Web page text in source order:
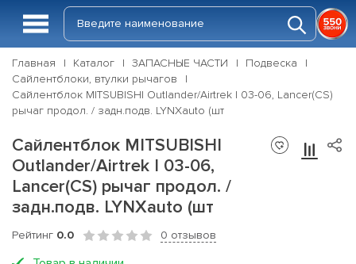
Главная Каталог ЗАПАСНЫЕ ЧАСТИ
Подвеска
Сайлентблоки, втулки рычагов
Сайлентблок MITSUBISHI Outlander/Airtrek I 03-06, Lancer(CS)
рычаг продол. / задн.подв. LYNXauto (шт
Сайлентблок MITSUBISHI
Outlander/Airtrek I 03-06,
Lancer(CS) рычаг продол. /
задн.подв. LYNXauto (шт
Рейтинг 0.0 0 отзывов